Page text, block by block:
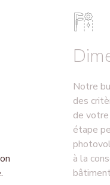
Notre
des
de
étape
à la